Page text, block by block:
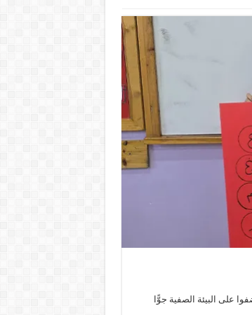
على البيئة الصفية جوًّا